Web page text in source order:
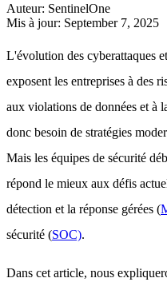
Auteur: SentinelOne
Mis à jour: September 7, 2025
L'évolution des cyberattaques
exposent les entreprises à des
aux violations de données et à
donc besoin de stratégies
Mais les équipes de sécurité
répond le mieux aux défis
détection et la réponse gérées (
sécurité (SOC).
Dans cet article, nous